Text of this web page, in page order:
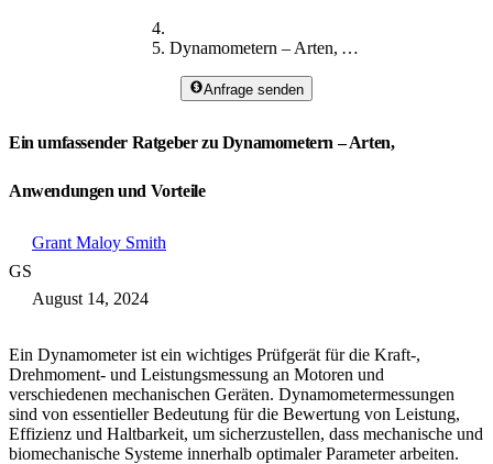
Dynamometern – Arten, Anwendungen und Vorteile
Anfrage senden
Ein umfassender Ratgeber zu Dynamometern – Arten,
Anwendungen und Vorteile
GS
Grant Maloy Smith
August 14, 2024
Ein Dynamometer ist ein wichtiges Prüfgerät für die Kraft-,
Drehmoment- und Leistungsmessung an Motoren und
verschiedenen mechanischen Geräten. Dynamometermessungen
sind von essentieller Bedeutung für die Bewertung von Leistung,
Effizienz und Haltbarkeit, um sicherzustellen, dass mechanische und
biomechanische Systeme innerhalb optimaler Parameter arbeiten.